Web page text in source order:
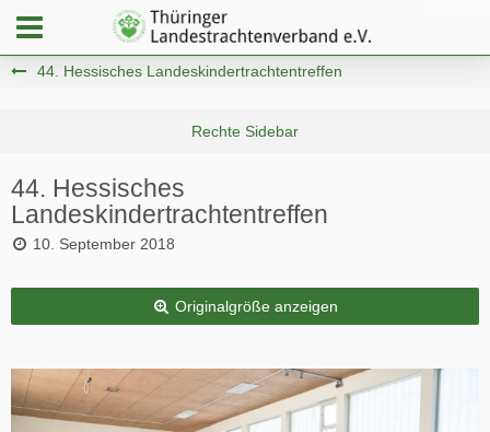
44. Hessisches Landeskindertrachtentreffen
44. Hessisches
Landeskindertrachtentreffen
10. September 2018
Originalgröße anzeigen